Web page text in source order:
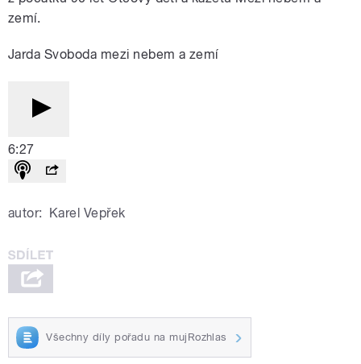
zemí.
Jarda Svoboda mezi nebem a zemí
6:27
autor: Karel Vepřek
Všechny díly pořadu na mujRozhlas